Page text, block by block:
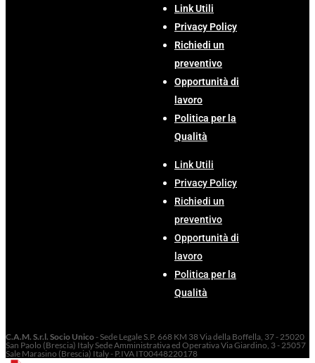
Link Utili
Privacy Policy
Richiedi un
preventivo
Opportunità di
lavoro
Politica per la
Qualità
Link Utili
Privacy Policy
Richiedi un
preventivo
Opportunità di
lavoro
Politica per la
Qualità
C.A.M. S.r.l. Socio Unico- Sede Legale S.P. 668 KM 38 Via della Boffella, 37 - 25020
San Paolo (Brescia) Italy Sede Amministrativa ed Operativa Via Giardino, 3 - 25057
Sale Marasino (Brescia) Italy - P.IVA IT00448220178